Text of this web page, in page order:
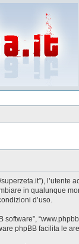
superzeta.it”),
in qualunque
d’uso.
software”,
phpBB facilita le